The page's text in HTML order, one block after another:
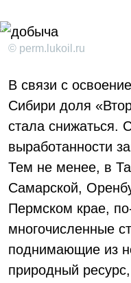
© perm.lukoil.ru
В связи с
Сибири доля
стала снижаться.
выработанности
Тем не менее, в
Самарской,
Пермском крае,
многочисленные
поднимающие из
природный